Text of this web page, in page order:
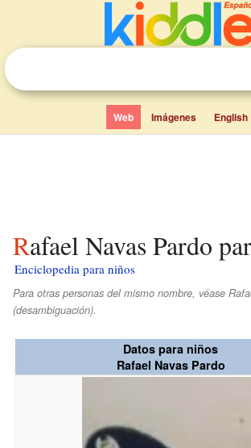
Web Imágenes English
Rafael Navas Pardo
Enciclopedia para niños
Para otras personas del mismo nombre, véase
(desambiguación).
Datos para niños
Rafael Navas Pardo